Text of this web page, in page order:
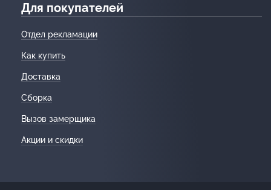
Для покупателей
Отдел рекламации
Как купить
Доставка
Сборка
Вызов замерщика
Акции и скидки